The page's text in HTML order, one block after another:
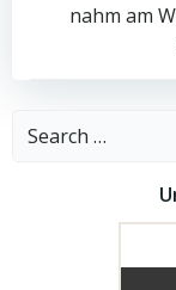
nahm am
Search